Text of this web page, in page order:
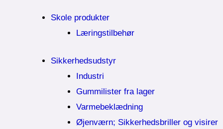
Skole produkter
Læringstilbehør
Sikkerhedsudstyr
Industri
Gummilister fra lager
Varmebeklædning
Øjenværn; Sikkerhedsbriller og visirer